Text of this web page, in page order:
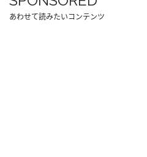
あわせて読みたいコンテンツ